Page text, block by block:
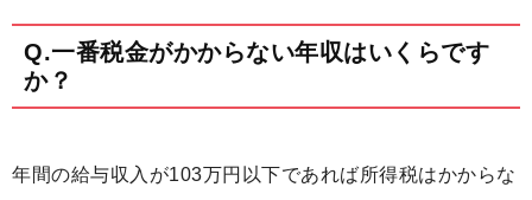
Q.一番税金がかからない年収はいくらです
か？
年間の給与収入が103万円以下であれば所得税はかからな